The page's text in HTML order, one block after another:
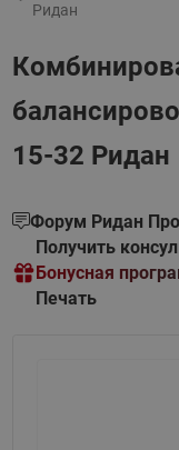
Ридан
15-32 Ридан
Форум Ридан
Получить
Бонусная
Печать